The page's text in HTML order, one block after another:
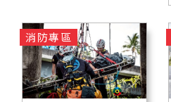
消防專區